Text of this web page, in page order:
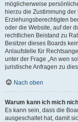
möglicherweise
hierzu die Zustimmung
Erziehungsberechtigten
oder die Website, auf der
rechtlichen Beistand zu
Besitzer dieses Boards
Anlaufstelle für
unter der Frage „An wen
juristische Anfragen zu
Nach oben
Warum kann ich mich
Es kann sein, dass die
ausgeschaltet hat, damit